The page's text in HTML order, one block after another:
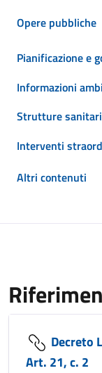
Opere pubbliche
Pianificazione e
Informazioni
Strutture
Interventi
Altri contenuti
Decreto
Art. 21, c. 2